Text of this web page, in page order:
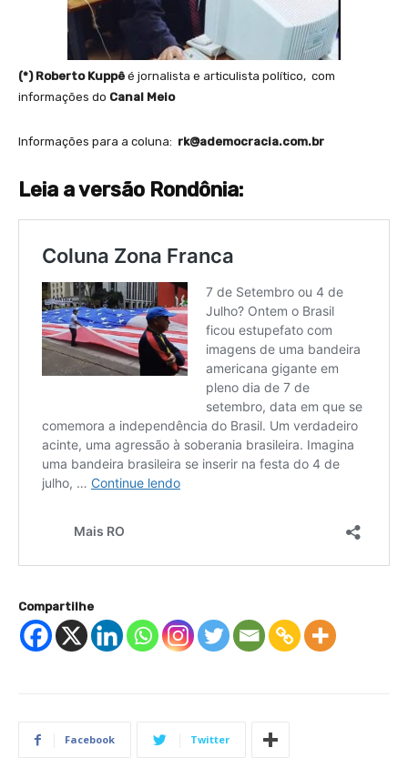
(*) Roberto Kuppê é jornalista e articulista político, com
informações do Canal Meio
Informações para a coluna: rk@ademocracia.com.br
Leia a versão Rondônia:
Compartilhe
Facebook Twitter